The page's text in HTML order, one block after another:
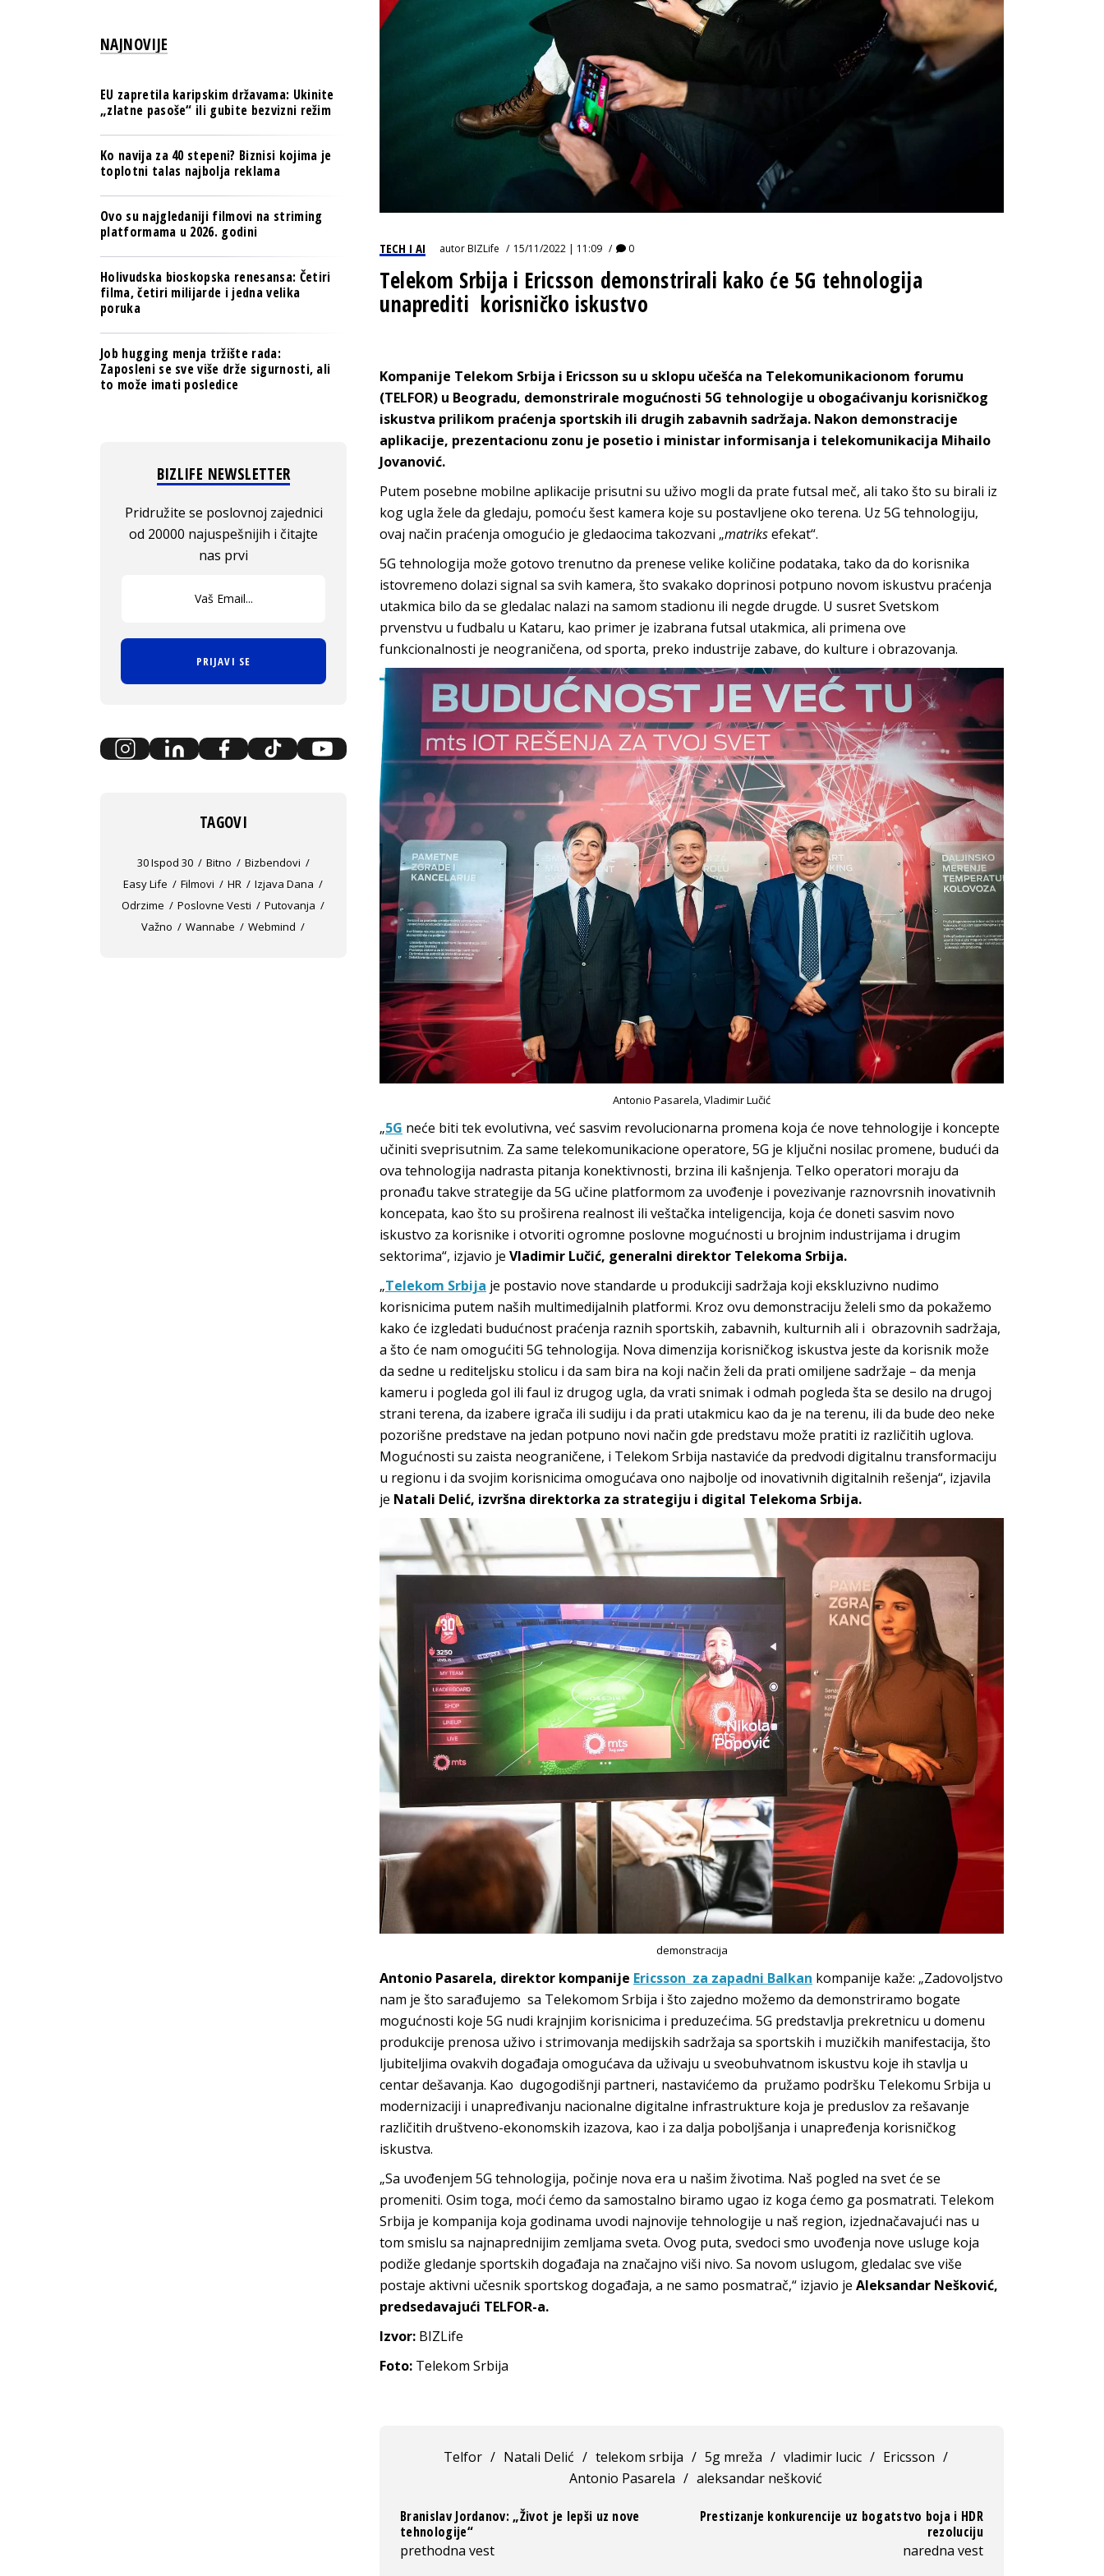
IZJAVA GODINE
TECH I AI autorBIZLife 15/11/2022 | 11:09 0
Telekom Srbija i Ericsson demonstrirali kako će 5G tehnologija
unaprediti korisničko iskustvo
Kompanije Telekom Srbija i Ericsson su u sklopu učešća na Telekomunikacionom forumu
(TELFOR) u Beogradu, demonstrirale mogućnosti 5G tehnologije u obogaćivanju korisničkog
iskustva prilikom praćenja sportskih ili drugih zabavnih sadržaja. Nakon demonstracije
aplikacije, prezentacionu zonu je posetio i ministar informisanja i telekomunikacija Mihailo
Jovanović.
Putem posebne mobilne aplikacije prisutni su uživo mogli da prate futsal meč, ali tako što su birali iz
kog ugla žele da gledaju, pomoću šest kamera koje su postavljene oko terena. Uz 5G tehnologiju,
ovaj način praćenja omogućio je gledaocima takozvani „matriksefekat“.
5G tehnologija može gotovo trenutno da prenese velike količine podataka, tako da do korisnika
istovremeno dolazi signal sa svih kamera, što svakako doprinosi potpuno novom iskustvu praćenja
utakmica bilo da se gledalac nalazi na samom stadionu ili negde drugde. U susret Svetskom
prvenstvu u fudbalu u Kataru, kao primer je izabrana futsal utakmica, ali primena ove
funkcionalnosti je neograničena, od sporta, preko industrije zabave, do kulture i obrazovanja.
Antonio Pasarela, Vladimir Lučić
„5G neće biti tek evolutivna, već sasvim revolucionarna promena koja će nove tehnologije i koncepte
učiniti sveprisutnim. Za same telekomunikacione operatore, 5G je ključni nosilac promene, budući da
ova tehnologija nadrasta pitanja konektivnosti, brzina ili kašnjenja. Telko operatori moraju da
pronađu takve strategije da 5G učine platformom za uvođenje i povezivanje raznovrsnih inovativnih
koncepata, kao što su proširena realnost ili veštačka inteligencija, koja će doneti sasvim novo
iskustvo za korisnike i otvoriti ogromne poslovne mogućnosti u brojnim industrijama i drugim
sektorima“, izjavio je Vladimir Lučić, generalni direktor Telekoma Srbija.
„Telekom Srbija je postavio nove standarde u produkciji sadržaja koji ekskluzivno nudimo
korisnicima putem naših multimedijalnih platformi. Kroz ovu demonstraciju želeli smo da pokažemo
kako će izgledati budućnost praćenja raznih sportskih, zabavnih, kulturnih ali i obrazovnih sadržaja,
a što će nam omogućiti 5G tehnologija. Nova dimenzija korisničkog iskustva jeste da korisnik može
da sedne u rediteljsku stolicu i da sam bira na koji način želi da prati omiljene sadržaje – da menja
kameru i pogleda gol ili faul iz drugog ugla, da vrati snimak i odmah pogleda šta se desilo na drugoj
strani terena, da izabere igrača ili sudiju i da prati utakmicu kao da je na terenu, ili da bude deo neke
pozorišne predstave na jedan potpuno novi način gde predstavu može pratiti iz različitih uglova.
Mogućnosti su zaista neograničene, i Telekom Srbija nastaviće da predvodi digitalnu transformaciju
u regionu i da svojim korisnicima omogućava ono najbolje od inovativnih digitalnih rešenja“, izjavila
je Natali Delić, izvršna direktorka za strategiju i digital Telekoma Srbija.
demonstracija
Antonio Pasarela, direktor kompanije Ericsson za zapadni Balkan kompanije kaže: „Zadovoljstvo
nam je što sarađujemo sa Telekomom Srbija i što zajedno možemo da demonstriramo bogate
mogućnosti koje 5G nudi krajnjim korisnicima i preduzećima. 5G predstavlja prekretnicu u domenu
produkcije prenosa uživo i strimovanja medijskih sadržaja sa sportskih i muzičkih manifestacija, što
ljubiteljima ovakvih događaja omogućava da uživaju u sveobuhvatnom iskustvu koje ih stavlja u
centar dešavanja. Kao dugogodišnji partneri, nastavićemo da pružamo podršku Telekomu Srbija u
modernizaciji i unapređivanju nacionalne digitalne infrastrukture koja je preduslov za rešavanje
različitih društveno-ekonomskih izazova, kao i za dalja poboljšanja i unapređenja korisničkog
iskustva.
„Sa uvođenjem 5G tehnologija, počinje nova era u našim životima. Naš pogled na svet će se
promeniti. Osim toga, moći ćemo da samostalno biramo ugao iz koga ćemo ga posmatrati. Telekom
Srbija je kompanija koja godinama uvodi najnovije tehnologije u naš region, izjednačavajući nas u
tom smislu sa najnaprednijim zemljama sveta. Ovog puta, svedoci smo uvođenja nove usluge koja
podiže gledanje sportskih događaja na značajno viši nivo. Sa novom uslugom, gledalac sve više
postaje aktivni učesnik sportskog događaja, a ne samo posmatrač,“ izjavio je Aleksandar Nešković,
predsedavajući TELFOR-a.
Izvor: BIZLife
Foto: Telekom Srbija
Telfor / Natali Delić / telekom srbija / 5g mreža / vladimir lucic / Ericsson /
Antonio Pasarela / aleksandar nešković
Branislav Jordanov: „Život je lepši uz nove
tehnologije“
prethodna vest
Prestizanje konkurencije uz bogatstvo boja i HDR
rezoluciju
naredna vest
NAJNOVIJE
EU zapretila karipskim državama: Ukinite
„zlatne pasoše“ ili gubite bezvizni režim
Ko navija za 40 stepeni? Biznisi kojima je
toplotni talas najbolja reklama
Ovo su najgledaniji filmovi na striming
platformama u 2026. godini
Holivudska bioskopska renesansa: Četiri
filma, četiri milijarde i jedna velika
poruka
Job hugging menja tržište rada:
Zaposleni se sve više drže sigurnosti, ali
to može imati posledice
BIZLIFE NEWSLETTER
Pridružite se poslovnoj zajednici
od 20000 najuspešnijih i čitajte
nas prvi
PRIJAVI SE
TAGOVI
30 Ispod 30 Bitno
Bizbendovi
Easy Life
Filmovi HR
Izjava Dana
Odrzime
Poslovne Vesti
Putovanja
Važno
Wannabe Webmind